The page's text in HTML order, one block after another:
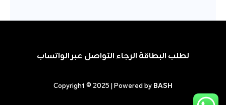
لطلب البطاقة الرجاء التواصل عبر الواتساب
Copyright © 2025 | Powered byBASH